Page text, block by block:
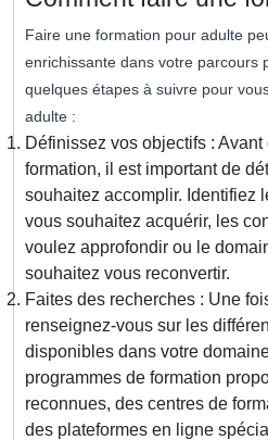
Faire une formation pour adulte
enrichissante dans votre parcours
quelques étapes à suivre pour
adulte :
Définissez vos objectifs :
formation, il est important de
souhaitez accomplir. Identifiez
vous souhaitez acquérir, les
voulez approfondir ou le
souhaitez vous reconvertir.
Faites des recherches : Une
renseignez-vous sur les
disponibles dans votre
programmes de formation
reconnues, des centres de
des plateformes en ligne